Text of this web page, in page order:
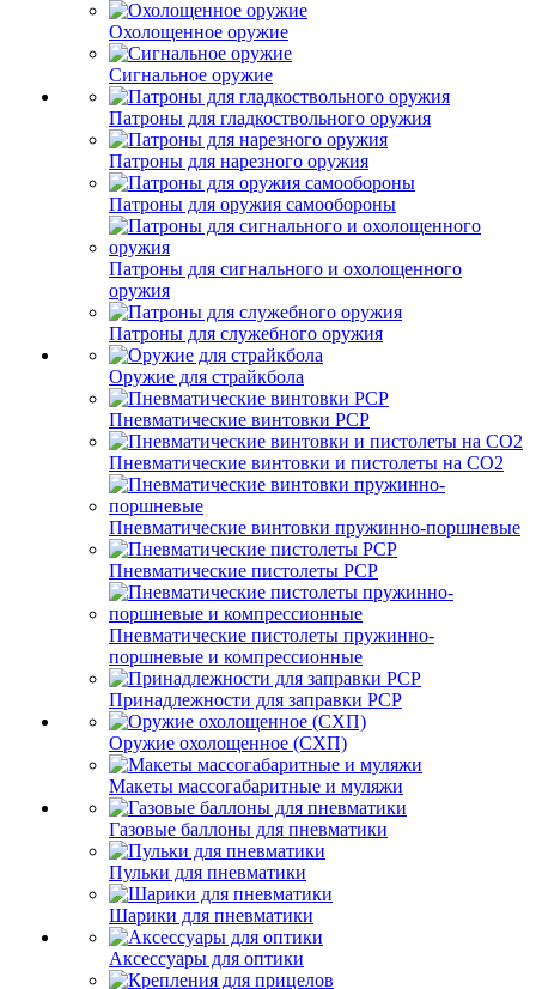
Охолощенное оружие
Сигнальное оружие
Патроны для гладкоствольного оружия
Патроны для нарезного оружия
Патроны для оружия самообороны
Патроны для сигнального и охолощенного
оружия
Патроны для служебного оружия
Оружие для страйкбола
Пневматические винтовки PCP
Пневматические винтовки и пистолеты на CO2
Пневматические винтовки пружинно-поршневые
Пневматические пистолеты PCP
Пневматические пистолеты пружинно-
поршневые и компрессионные
Принадлежности для заправки PCP
Оружие охолощенное (СХП)
Макеты массогабаритные и муляжи
Газовые баллоны для пневматики
Пульки для пневматики
Шарики для пневматики
Аксессуары для оптики